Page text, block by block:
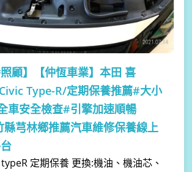
顧】
【仲恆車業】本田 喜
Type-R/定期保養推薦#大小
車安全檢查#引擎加速順暢
芎林鄉推薦汽車維修保養線上
定期保養 更換:機油、機油芯、